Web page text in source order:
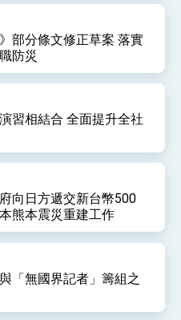
以3大面向加速臺灣經濟轉型
支持並盡速通過
協定」確立對等關稅15%且不
產品豁免對等關稅
（AFP）專訪內容
外交事務》撰文指出：自由
結合作方能守護繁榮
《台灣光華雜誌》50週年慶
界的光華」開幕式，期許數
年
方向 盼與民主夥伴共同引
榮
印尼「時代雜誌」專訪，闡
深化台印尼半導體供應鏈合
歡迎美國聯邦參議員蓋耶哥
美國智庫「德國馬歇爾基金
化跨大西洋戰略夥伴關係
性成果 卓揆期勉爭取時間完
定」簽署
部分條文修正草案 落實
防災
習相結合 全面提升全社
向日方遞交新台幣500
熊本震災重建工作
「無國界記者」籌組之